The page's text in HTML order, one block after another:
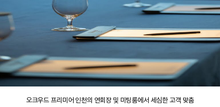
오크우드 프리미어 인천의 연회장 및 미팅룸에서 세심한 고객 맞춤